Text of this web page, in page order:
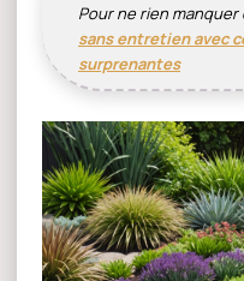
Pour ne rien manquer
sans entretien avec
surprenantes